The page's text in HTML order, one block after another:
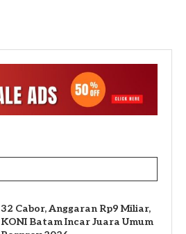
32 Cabor, Anggaran Rp9 Miliar,
KONI Batam Incar Juara Umum